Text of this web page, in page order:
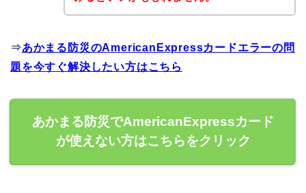
⇒あかまる防災のAmericanExpressカードエラーの問
題を今すぐ解決したい方はこちら
あかまる防災でAmericanExpressカード
が使えない方はこちらをクリック